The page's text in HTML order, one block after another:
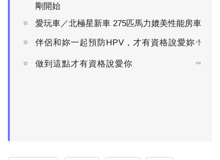
剛開始
愛玩車／北極星新車 275匹馬力媲美性能房車
伴侶和妳一起預防HPV，才有資格說愛妳！
PR
做到這點才有資格說愛你 PR